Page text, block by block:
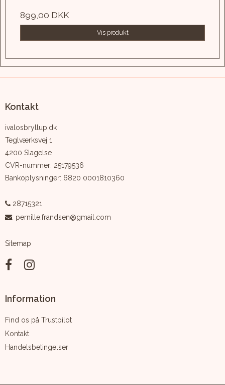
899,00 DKK
Vis produkt
Kontakt
ivalosbryllup.dk
Teglværksvej 1
4200 Slagelse
CVR-nummer: 25179536
Bankoplysninger: 6820 0001810360
28715321
: pernille.frandsen@gmail.com
Sitemap
Information
Find os på Trustpilot
Kontakt
Handelsbetingelser